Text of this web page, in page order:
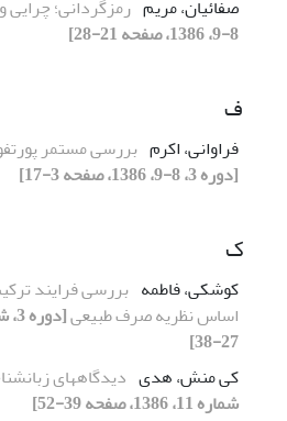
صفائیان، مریم رمزگردانی؛
8-9، 1386، صفحه 21-28]
ف
فراوانی، اکرم بررسی مستمر
[دوره 3، 8-9، 1386، صفحه 3-17]
ک
کوشکی، فاطمه بررسی فرایند
اساس نظریه صرف طبیعی
27-38]
کی منش، هدی دیدگاههای
شماره 11، 1386، صفحه 39-52]